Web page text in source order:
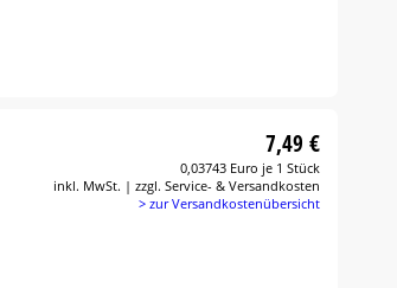
7,49 €
0,03743 Euro je 1 Stück
inkl. MwSt. | zzgl. Service- & Versandkosten
> zur Versandkostenübersicht